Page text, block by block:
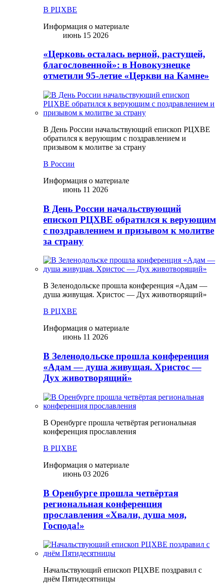
В РЦХВЕ
Информация о материале
июнь 15 2026
«Церковь осталась верной, растущей,
благословенной»: в Новокузнецке
отметили 95-летие «Церкви на Камне»
В День России начальствующий епископ РЦХВЕ
обратился к верующим с поздравлением и
призывом к молитве за страну
В России
Информация о материале
июнь 11 2026
В День России начальствующий
епископ РЦХВЕ обратился к верующим
с поздравлением и призывом к молитве
за страну
В Зеленодольске прошла конференция «Адам —
душа живущая. Христос — Дух животворящий»
В РЦХВЕ
Информация о материале
июнь 11 2026
В Зеленодольске прошла конференция
«Адам — душа живущая. Христос —
Дух животворящий»
В Оренбурге прошла четвёртая региональная
конференция прославления
В РЦХВЕ
Информация о материале
июнь 03 2026
В Оренбурге прошла четвёртая
региональная конференция
прославления «Хвали, душа моя,
Господа!»
Начальствующий епископ РЦХВЕ поздравил с
днём Пятидесятницы